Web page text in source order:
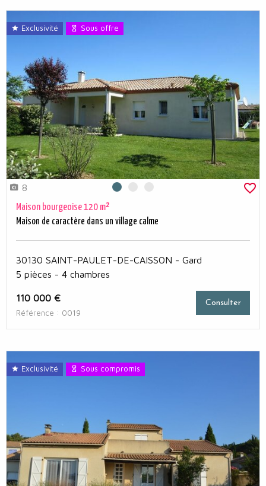
Exclusivité Sous offre
8 Photo 0
Photo 1Photo 2
Maison bourgeoise 120 m²
Maison de caractère dans un village calme
30130 SAINT-PAULET-DE-CAISSON - Gard
5 pièces - 4 chambres
110 000 €
Référence : 0019
Consulter
Exclusivité Sous compromis